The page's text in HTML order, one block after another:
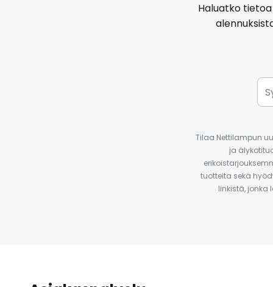
Haluatko
Tilaa Nettilampun
ja
tuotteita sekä
linkistä, jonka